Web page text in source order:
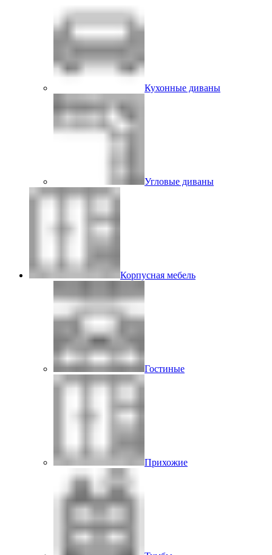
Кухонные диваны
Угловые диваны
Корпусная мебель
Гостиные
Прихожие